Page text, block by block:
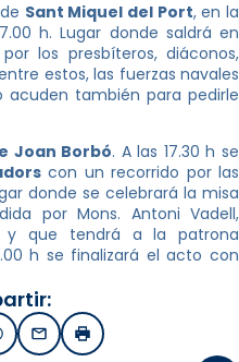
Sant Miquel del Port, en la
h. Lugar donde saldrá en
los presbíteros, diáconos,
estos, las fuerzas navales
también para pedirle
Joan Borbó. A las 17.30 h se
con un recorrido por las
donde se celebrará la misa
por Mons. Antoni Vadell,
y que tendrá a la patrona
h se finalizará el acto con
EmailImprimir